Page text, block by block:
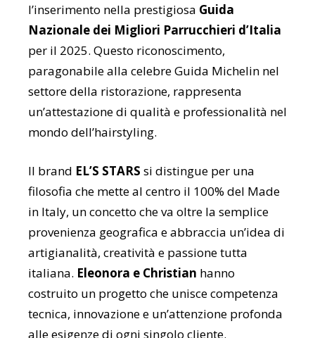
l’inserimento nella prestigiosa Guida
Nazionale dei Migliori Parrucchieri d’Italia
per il 2025. Questo riconoscimento,
paragonabile alla celebre Guida Michelin nel
settore della ristorazione, rappresenta
un’attestazione di qualità e professionalità nel
mondo dell’hairstyling.
Il brand EL’S STARS si distingue per una
filosofia che mette al centro il 100% del Made
in Italy, un concetto che va oltre la semplice
provenienza geografica e abbraccia un’idea di
artigianalità, creatività e passione tutta
italiana. Eleonora e Christian hanno
costruito un progetto che unisce competenza
tecnica, innovazione e un’attenzione profonda
alle esigenze di ogni singolo cliente.